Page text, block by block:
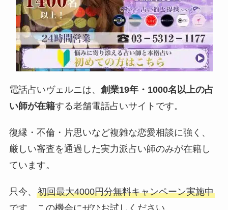
電話占いヴェルニは、 創業19年・1000名以上の占
い師が在籍する老舗電話占いサイトです。
復縁・不倫・片思いなど複雑な恋愛相談に強く、
厳しい審査を通過した実力派占い師のみが在籍し
ています。
只今、 初回最大4000円分無料キャンペーン実施中